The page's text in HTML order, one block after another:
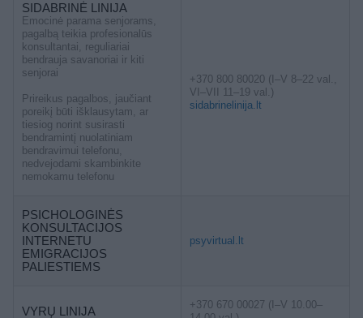
SIDABRINĖ LINIJA
Emocinė parama senjorams,
pagalbą teikia profesionalūs
konsultantai, reguliariai
bendrauja savanoriai ir kiti
senjorai
Prireikus pagalbos, jaučiant
poreikį būti išklausytam, ar
tiesiog norint susirasti
bendramintį nuolatiniam
bendravimui telefonu,
nedvejodami skambinkite
nemokamu telefonu
+370 800 80020 (I–V 8–22 val.,
VI–VII 11–19 val.)
sidabrinelinija.lt
PSICHOLOGINĖS
KONSULTACIJOS
INTERNETU
EMIGRACIJOS
PALIESTIEMS
psyvirtual.lt
VYRŲ LINIJA
+370 670 00027 (I–V 10.00–